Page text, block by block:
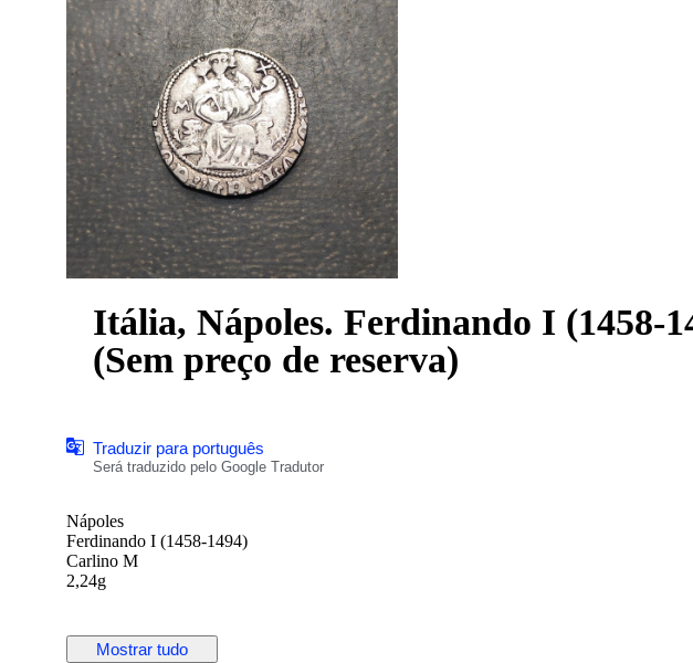
Itália, Nápoles. Ferdinando I (1458-
(Sem preço de reserva)
Traduzir para português
Será traduzido pelo Google Tradutor
Nápoles
Ferdinando I (1458-1494)
Carlino M
2,24g
Mostrar tudo